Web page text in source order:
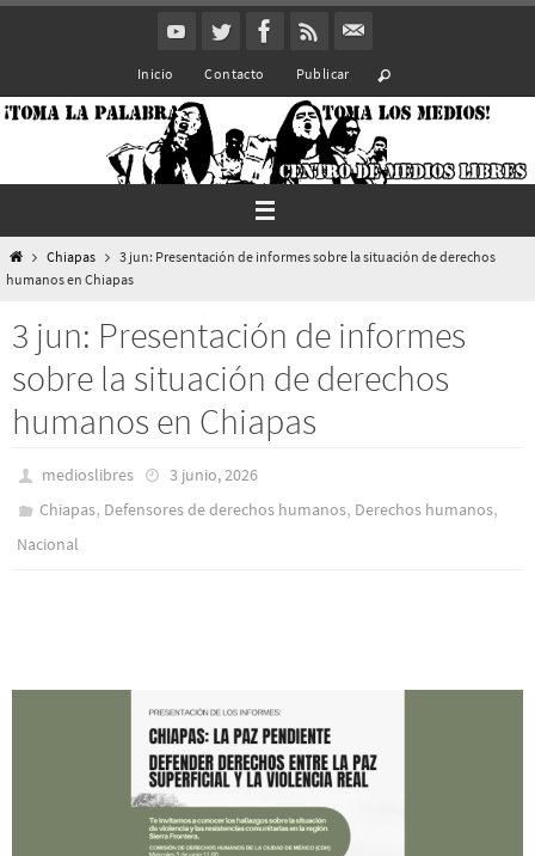
Inicio Contacto Publicar
InicioChiapas
3 jun: Presentación de informes sobre la situación de derechos
humanos en Chiapas
3 jun: Presentación de informes
sobre la situación de derechos
humanos en Chiapas
medioslibres
3 junio, 2026
Chiapas, Defensores de derechos humanos, Derechos humanos,
Nacional